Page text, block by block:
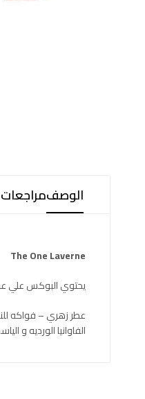
الوصفمراجعات
The OneLaverne
يحتوي البوكس علي عطر ١٠٠ ملي مع عطر للشعر
عطر زهري – فواكه
الفاوانيا الورديه و